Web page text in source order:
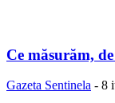
Ce măsurăm,
Gazeta Sentinela - 8